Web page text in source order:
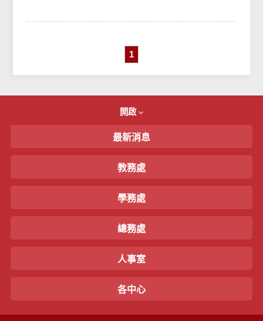
1
開啟
最新消息
教務處
學務處
總務處
人事室
各中心